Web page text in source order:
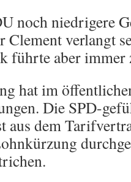
noch niedrigere
verlangt
führte aber immer
hat im
Die SPD-
aus dem